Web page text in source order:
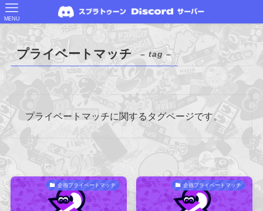
MENU
プライベートマッチ – tag –
プライベートマッチに関するタグページです。
企画プライベートマッチ 企画プライベートマッチ